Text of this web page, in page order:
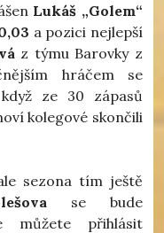
Lukáš „Golem“
a pozici nejlepší
z týmu Barovky z
hráčem se
ze 30 zápasů
kolegové skončili
sezona tím ještě
se bude
přihlásit